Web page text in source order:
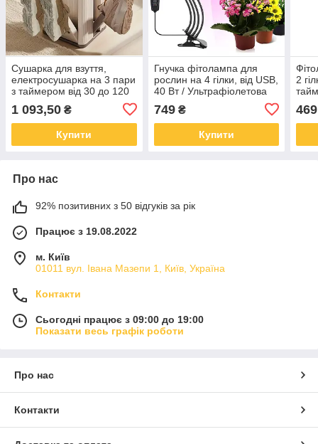
Сушарка для взуття,
електросушарка на 3 пари
з таймером від 30 до 120
хвилин швидкого сушіння
черевиків з
ультрафіолетом,
1 093,50 ₴
Купити
Гнучка фітолампа для
рослин на 4 гілки, від USB,
40 Вт / Ультрафіолетова
лампа для вирощування
рослин / Настільна
фітолампа з
749₴
Купити
2
469
Про нас
92% позитивних з 50 відгуків за рік
Працює з 19.08.2022
м. Київ
01011 вул. Івана Мазепи 1, Київ, Україна
Контакти
Сьогодні працює з 09:00 до 19:00
Показати весь графік роботи
Про нас
Контакти